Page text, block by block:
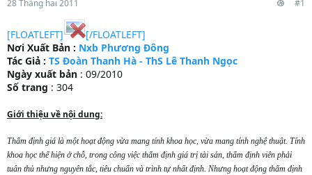
28 Tháng hai 2011 #1
[FLOATLEFT]
[/FLOATLEFT]
Nơi Xuất Bản : Nxb Phương Đông
Tác Giả : TS Đoàn Thanh Hà - ThS Lê Thanh Ngọc
Ngày xuất bản : 09/2010
Số trang : 304
Giới thiệu về nội dung:
Thẩm định giá là một hoạt động vừa mang tính khoa học, vừa mang tính nghệ thuật. Tính
khoa học thể hiện ở chỗ, trong công việc thẩm định giá trị tài sản, thẩm định viên phải
tuân thủ nhưng nguyên tắc, tiêu chuẩn và trình tự nhất định. Nhưng hoạt động thẩm định